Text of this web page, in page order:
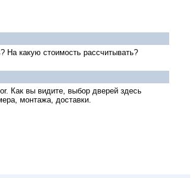
На какую стоимость рассчитывать?
Как вы видите, выбор дверей здесь
монтажа, доставки.